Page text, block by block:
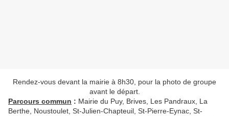
Rendez-vous devant la mairie à 8h30, pour la photo de groupe
avant le départ.
Parcours commun : Mairie du Puy, Brives, Les Pandraux, La
Berthe, Noustoulet, St-Julien-Chapteuil, St-Pierre-Eynac, St-